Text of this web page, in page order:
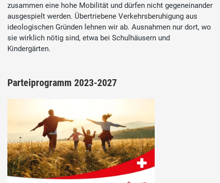
zusammen eine hohe Mobilität und dürfen nicht gegeneinander
ausgespielt werden. Übertriebene Verkehrsberuhigung aus
ideologischen Gründen lehnen wir ab. Ausnahmen nur dort, wo
sie wirklich nötig sind, etwa bei Schulhäusern und
Kindergärten.
Parteiprogramm 2023-2027